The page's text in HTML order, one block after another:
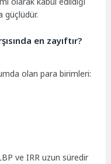
güçlüdür.
en zayıftır?
olan para birimleri:
ve IRR uzun süredir